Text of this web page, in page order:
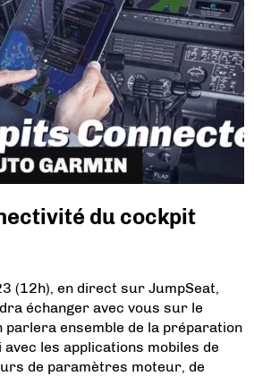
du cockpit
(12h), en direct sur JumpSeat,
échanger avec vous sur le
parlera ensemble de la préparation
les applications mobiles de
de paramètres moteur, de